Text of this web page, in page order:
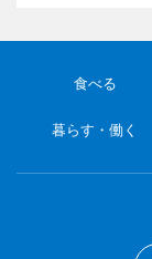
食べる
暮らす・働く